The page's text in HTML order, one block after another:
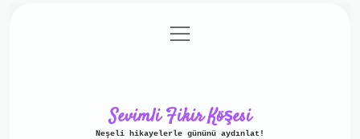
Gizlilik Politikası
menüyü
aç
Sevimli Fikir Köşesi
Neşeli hikayelerle gününü aydınlat!